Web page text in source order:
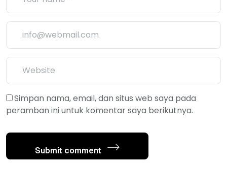
Simpan nama, email, dan situs web saya pada
peramban ini untuk komentar saya berikutnya.
Submit comment